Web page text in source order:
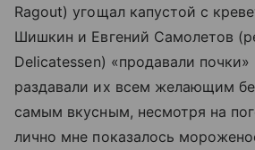
Ragout) угощал капустой с
Шишкин и Евгений Самолетов
Delicatessen) «продавали
раздавали их всем желающим
самым вкусным, несмотря на
лично мне показалось